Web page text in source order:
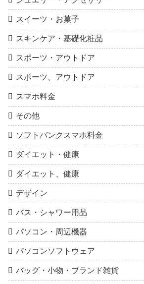
スイーツ・お菓子
スキンケア・基礎化粧品
スポーツ・アウトドア
スポーツ、アウトドア
スマホ料金
その他
ソフトバンクスマホ料金
ダイエット・健康
ダイエット、健康
デザイン
バス・シャワー用品
パソコン・周辺機器
パソコンソフトウェア
バッグ・小物・ブランド雑貨